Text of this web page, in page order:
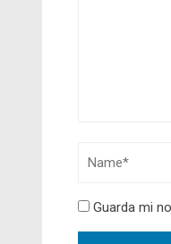
Guarda mi